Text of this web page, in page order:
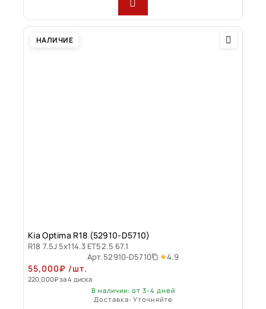
НАЛИЧИЕ
Kia Optima R18 (52910-D5710)
R18 7.5J 5x114.3 ET52.5 67.1
Арт.52910-D5710 4.9
55,000₽ /шт.
220,000₽за 4 диска
В наличии: от 3-4 дней
Доставка: Уточняйте